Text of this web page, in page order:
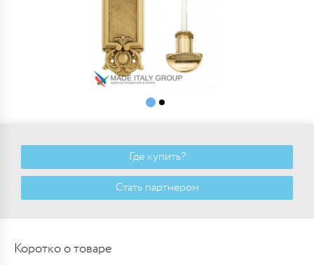
Где купить?
Стать партнером
Коротко о товаре